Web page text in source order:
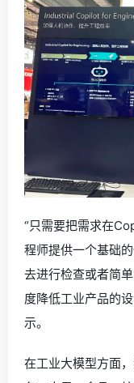
“只需要把需求在
程师提供一个基础
去进行检查或者简
度降低工业产品的
示。
在工业大模型方面